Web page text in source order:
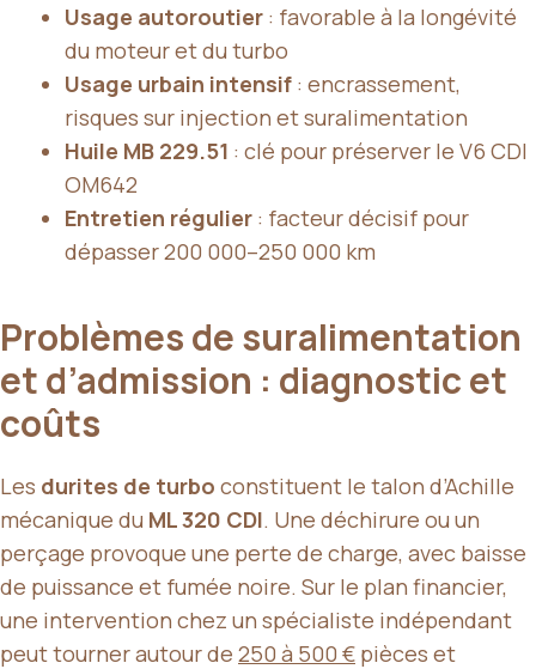
Usage autoroutier : favorable à la longévité
du moteur et du turbo
Usage urbain intensif : encrassement,
risques sur injection et suralimentation
Huile MB 229.51 : clé pour préserver le V6 CDI
OM642
Entretien régulier : facteur décisif pour
dépasser 200 000–250 000 km
Problèmes de suralimentation
et d’admission : diagnostic et
coûts
Les durites de turbo constituent le talon d’Achille
mécanique du ML 320 CDI. Une déchirure ou un
perçage provoque une perte de charge, avec baisse
de puissance et fumée noire. Sur le plan financier,
une intervention chez un spécialiste indépendant
peut tourner autour de 250 à 500 € pièces et